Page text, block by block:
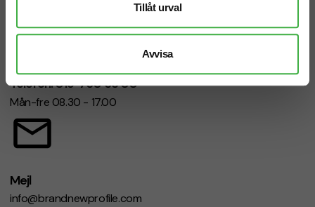
Tillåt urval
Avvisa
Telefon: 019-760 65 00
Mån-fre 08.30 - 17.00
Mejl
info@brandnewprofile.com